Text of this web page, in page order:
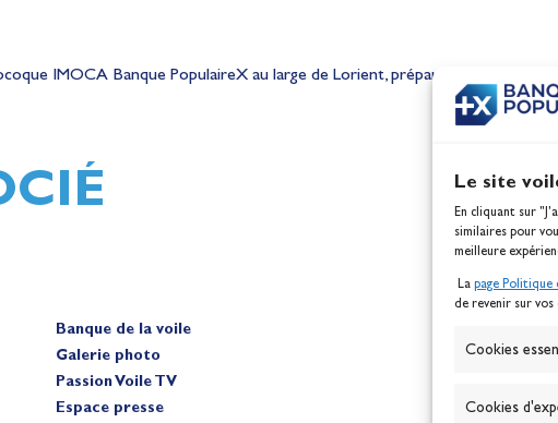
Le site
En cliquant sur
similaires pour
meilleure
La page Politique
de revenir sur
Cookies
Cookies
IMOCA Banque PopulaireX au large de Lorient, préparation pour sa
Mathilde Lovadina et Lou
Berthomieu, vice-championnes
Banque de la voile
Galerie photo
Passion Voile TV
Espace presse